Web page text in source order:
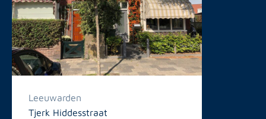
Leeuwarden
Tjerk Hiddesstraat